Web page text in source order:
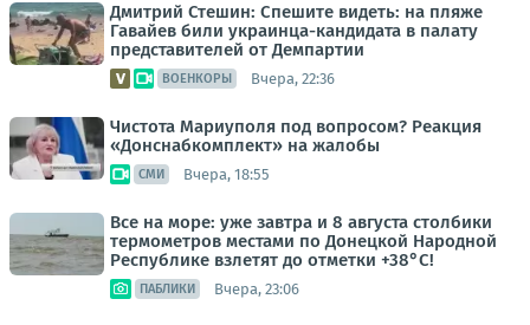
Дмитрий Стешин: Спешите видеть: на пляже
Гавайев били украинца-кандидата в палату
представителей от Демпартии
ВОЕНКОРЫ Вчера, 22:36
Чистота Мариуполя под вопросом? Реакция
«Донснабкомплект» на жалобы
СМИ Вчера, 18:55
Все на море: уже завтра и 8 августа столбики
термометров местами по Донецкой Народной
Республике взлетят до отметки +38°C!
ПАБЛИКИ Вчера, 23:06